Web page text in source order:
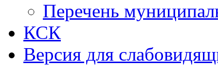
Перечень
КСК
Версия для